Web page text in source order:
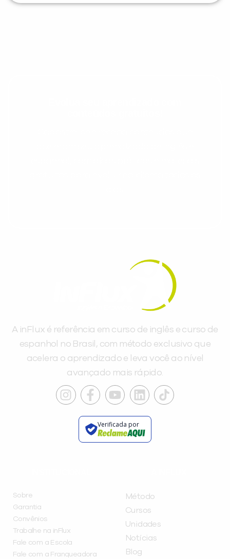
A inFlux é referência em curso de inglês e curso de
espanhol no Brasil, com método exclusivo que
acelera o aprendizado e leva você ao nível
avançado mais rápido.
Verificada por
Sobre
Garantia
Convênios
Trabalhe na inFlux
Fale com a Escola
Fale com a Franqueadora
Método
Cursos
Unidades
Notícias
Blog